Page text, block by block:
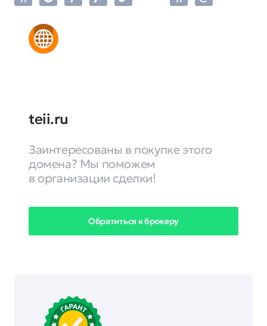
teii.ru
Заинтересованы в покупке этого
домена? Мы поможем
в организации сделки!
Обратиться к брокеру